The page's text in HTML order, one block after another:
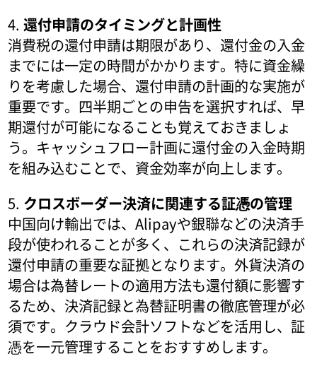
4.還付申請のタイミングと計画性
消費税の還付申請は期限があり、還付金の入金
までには一定の時間がかかります。特に資金繰
りを考慮した場合、還付申請の計画的な実施が
重要です。四半期ごとの申告を選択すれば、早
期還付が可能になることも覚えておきましょ
う。キャッシュフロー計画に還付金の入金時期
を組み込むことで、資金効率が向上します。
5. クロスボーダー決済に関連する証憑の管理
中国向け輸出では、Alipayや銀聯などの決済手
段が使われることが多く、これらの決済記録が
還付申請の重要な証拠となります。外貨決済の
場合は為替レートの適用方法も還付額に影響す
るため、決済記録と為替証明書の徹底管理が必
須です。クラウド会計ソフトなどを活用し、証
憑を一元管理することをおすすめします。